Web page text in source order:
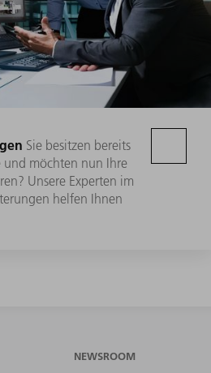
Sie besitzen bereits
und möchten nun Ihre
Unsere Experten im
helfen Ihnen
NEWSROOM